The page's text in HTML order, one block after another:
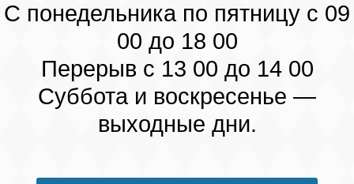
С понедельника по пятницу с 09
00 до 18 00
Перерыв с 13 00 до 14 00
Суббота и воскресенье —
выходные дни.